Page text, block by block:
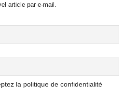
article par e-mail.
la politique de confidentialité